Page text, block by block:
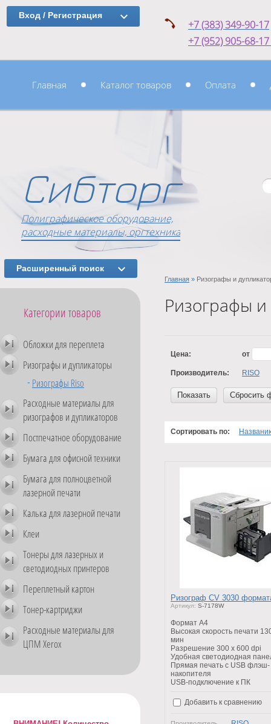
Главная Каталог товаров Оплата
Сибторг
Полиграфическое оборудование,
расходные материалы, оргтехника
+7 (383) 349-90-17
+7 (952) 905-68-17
Вход / Регистрация
Главная » Ризографы и
Ризографы
Цена: от
Производитель: RISO
Показать Сбросить
Сортировать по:
Ризограф CV 3030
Артикул: S-7178W
Формат A4
Высокая скорость печати
мин
Разрешение 300 x 600 dpi
Удобная светодиодная
Прямая печать с USB флэш-
накопителя
USB-подключение к ПК
Добавить к сравнению
Расширенный поиск
Категории товаров
Обложки для переплета
Ризографы и дупликаторы
Ризографы Riso
Расходные материалы для
ризографов и дупликаторов
Постпечатное оборудование
Бумага для офисной техники
Бумага для полноцветной
лазерной печати
Калька для лазерной печати
Клеи
Тонеры для лазерных и
светодиодных принтеров
Переплетный картон
Тонер-картриджи
Расходные материалы для
ЦПМ Xerox